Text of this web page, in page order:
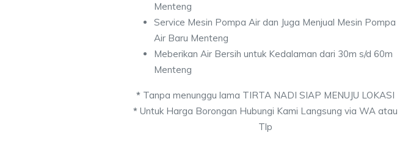
Menteng
Service Mesin Pompa Air dan Juga Menjual Mesin Pompa
Air Baru Menteng
Meberikan Air Bersih untuk Kedalaman dari 30m s/d 60m
Menteng
* Tanpa menunggu lama TIRTA NADI SIAP MENUJU LOKASI
* Untuk Harga Borongan Hubungi Kami Langsung via WA atau
Tlp